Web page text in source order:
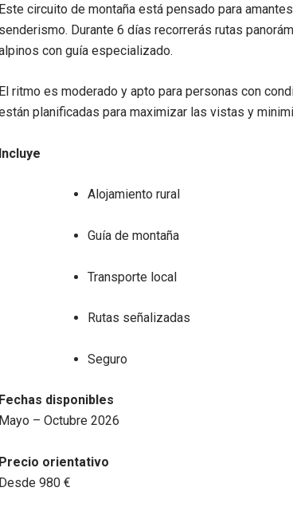
Este circuito de montaña está pensado para
senderismo. Durante 6 días recorrerás rutas
con guía especializado.
El ritmo es moderado y apto para personas con
planificadas para maximizar las vistas y
Incluye
Alojamiento rural
Guía de montaña
Transporte local
Rutas señalizadas
Seguro
Fechas disponibles
Mayo – Octubre 2026
Precio orientativo
Desde 980 €